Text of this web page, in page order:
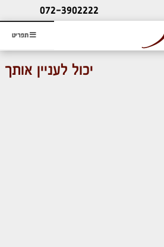
תפריט
ליעוץ חינם
והזמנת כרטיס שמחות
072-3902222
יכול לעניין אותך